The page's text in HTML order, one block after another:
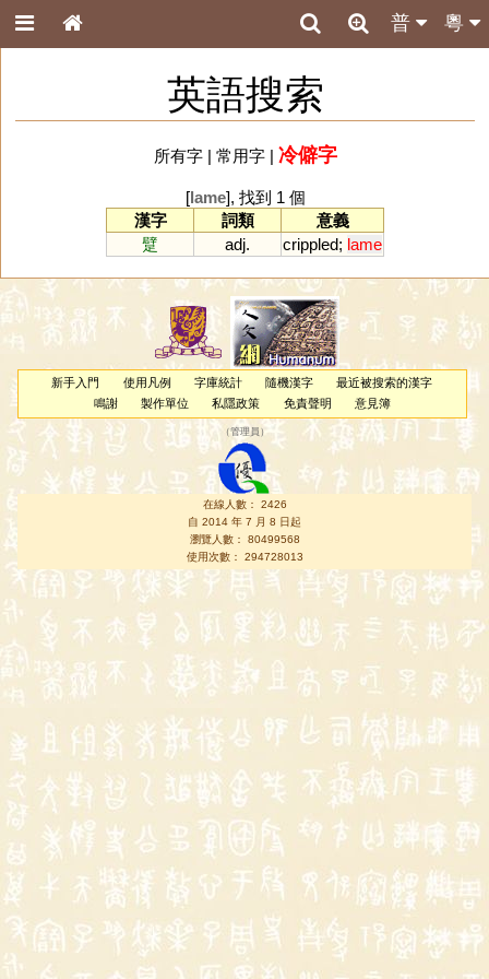
粵
普
英語搜索
所有字| 常用字| 冷僻字
[lame], 找到 1 個
漢字
詞類
意義
躄
adj. crippled; lame
新手入門 使用凡例 字庫統計 隨機漢字
最近被搜索的漢字
鳴謝
製作單位 私隱政策 免責聲明 意見簿
（管理員 ）
在線人數： 2426
自 2014 年 7 月 8 日起
瀏覽人數： 80499568
使用次數： 294728013